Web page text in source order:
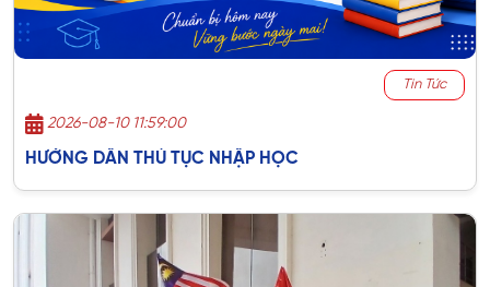
Tin Tức
2026-08-10 11:59:00
HƯỚNG DẪN THỦ TỤC NHẬP HỌC